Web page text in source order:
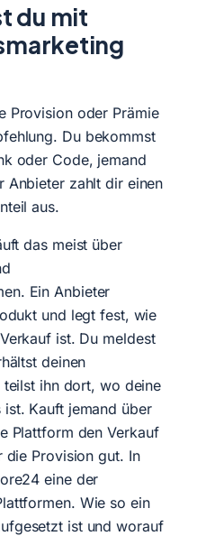
du mit
Provision oder Prämie
Du bekommst
oder Code, jemand
Anbieter zahlt dir einen
aus.
das meist über
Ein Anbieter
und legt fest, wie
ist. Du meldest
deinen
ihn dort, wo deine
Kauft jemand über
Plattform den Verkauf
Provision gut. In
eine der
Wie so ein
ist und worauf